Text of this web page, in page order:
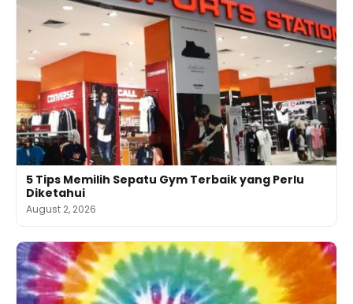
5 Tips Memilih Sepatu Gym Terbaik yang Perlu
Diketahui
August 2, 2026